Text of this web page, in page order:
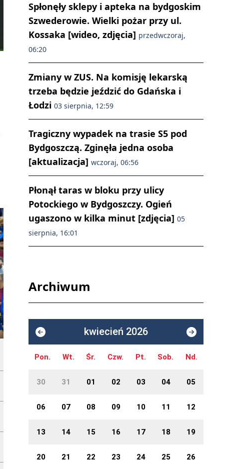
Spłonęły sklepy i apteka na bydgoskim
Szwederowie. Wielki pożar przy ul.
Kossaka [wideo, zdjęcia] przedwczoraj,
06:20
Zmiany w ZUS. Na komisję lekarską
trzeba będzie jeździć do Gdańska i
Łodzi 03 sierpnia, 12:59
Tragiczny wypadek na trasie S5 pod
Bydgoszczą. Zginęła jedna osoba
[aktualizacja] wczoraj, 06:56
Płonął taras w bloku przy ulicy
Potockiego w Bydgoszczy. Ogień
ugaszono w kilka minut [zdjęcia] 05
sierpnia, 16:01
Archiwum
kwiecień 2026
Pon. Wt. Śr. Czw. Pt. Sob. Nd.
30 31 01 02 03 04 05
06 07 08 09 10 11 12
13 14 15 16 17 18 19
20 21 22 23 24 25 26